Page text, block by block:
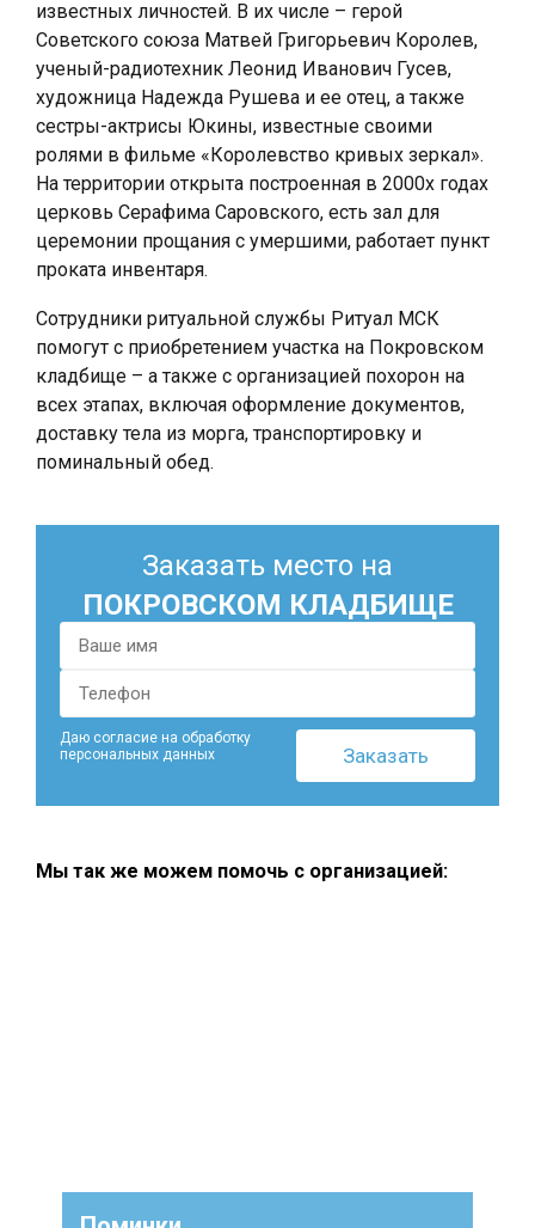
известных личностей. В их числе – герой
Советского союза Матвей Григорьевич Королев,
ученый-радиотехник Леонид Иванович Гусев,
художница Надежда Рушева и ее отец, а также
сестры-актрисы Юкины, известные своими
ролями в фильме «Королевство кривых зеркал».
На территории открыта построенная в 2000х годах
церковь Серафима Саровского, есть зал для
церемонии прощания с умершими, работает пункт
проката инвентаря.
Сотрудники ритуальной службы Ритуал МСК
помогут с приобретением участка на Покровском
кладбище – а также с организацией похорон на
всех этапах, включая оформление документов,
доставку тела из морга, транспортировку и
поминальный обед.
Заказать место на
ПОКРОВСКОМ КЛАДБИЩЕ
Даю согласие на обработку
персональных данных
Мы так же можем помочь с организацией: